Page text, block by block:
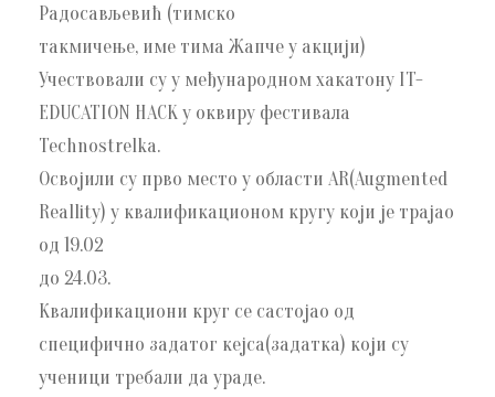
Радосављевић (тимско
такмичење, име тима Жапче у акцији)
Учествовали су у међународном хакатону IT-
EDUCATION HACK у оквиру фестивала
Technostrelka.
Освојили су прво место у области AR(Augmented
Reallity) у квалификационом кругу који је трајао
од 19.02
до 24.03.
Квалификациони круг се састојао од
специфично задатог кејса(задатка) који су
ученици требали да ураде.